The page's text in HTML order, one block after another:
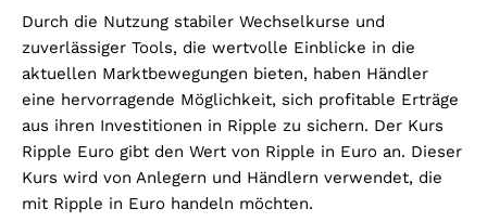
Durch die Nutzung stabiler Wechselkurse und
zuverlässiger Tools, die wertvolle Einblicke in die
aktuellen Marktbewegungen bieten, haben Händler
eine hervorragende Möglichkeit, sich profitable Erträge
aus ihren Investitionen in Ripple zu sichern. Der Kurs
Ripple Euro gibt den Wert von Ripple in Euro an. Dieser
Kurs wird von Anlegern und Händlern verwendet, die
mit Ripple in Euro handeln möchten.